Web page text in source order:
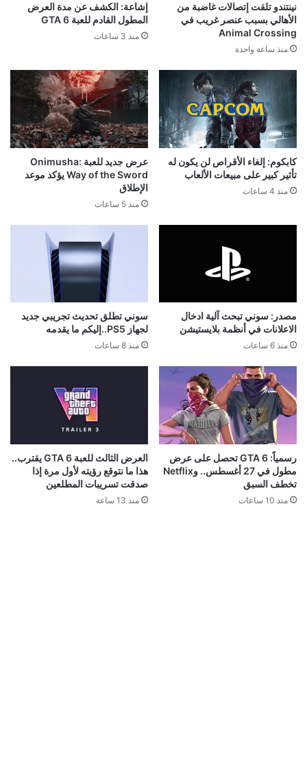
نينتندو تلقت إتصالات غاضبة من
الأهالي بسبب عنصر غريب في
Animal Crossing
منذ ساعة واحدة
إشاعة: الكشف عن مدة العرض
المطول القادم للعبة GTA 6
منذ 3 ساعات
كابكوم: إلغاء الأقراص لن يكون له
تأثير كبير على مبيعات الألعاب
منذ 4 ساعات
عرض جديد للعبة Onimusha:
Way of the Sword يؤكد موعد
الإطلاق
منذ 5 ساعات
مصدر: سوني تبحث آلية ادخال
الاعلانات في أنظمة بلايستيشن
منذ 6 ساعات
سوني تطلق تحديث تجريبي جديد
لجهاز PS5..إليكم ما يقدمه
منذ 8 ساعات
رسمياً: GTA 6 تحصل على عرض
مطول في 27 أغسطس.. وNetflix
تخطف السبق
منذ 10 ساعات
العرض الثالث للعبة GTA 6 يقترب..
هذا ما نتوقع رؤيته لأول مرة إذا
صدقت تسريبات المطلعين
منذ 13 ساعة